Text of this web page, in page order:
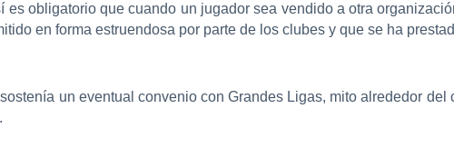
obligatorio que cuando un jugador sea vendido a otra
en forma estruendosa por parte de los clubes y que se ha
un eventual convenio con Grandes Ligas, mito alrededor del